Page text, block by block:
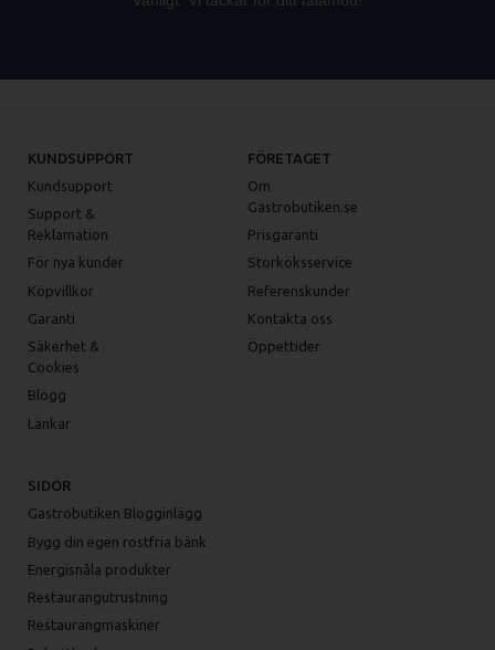
KUNDSUPPORT
Kundsupport
Support &
Reklamation
För nya kunder
Köpvillkor
Garanti
Säkerhet &
Cookies
Blogg
Länkar
FÖRETAGET
Om
Gastrobutiken.se
Prisgaranti
Storköksservice
Referenskunder
Kontakta oss
Öppettider
SIDOR
Gastrobutiken Blogginlägg
Bygg din egen rostfria bänk
Energisnåla produkter
Restaurangutrustning
Restaurangmaskiner